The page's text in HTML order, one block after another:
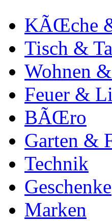
KÃŒche
Tisch &
Wohnen
Feuer &
BÃŒro
Garten &
Technik
Geschenke
Marken